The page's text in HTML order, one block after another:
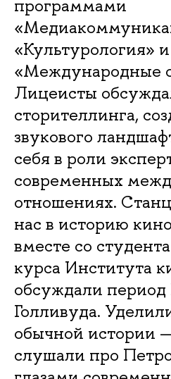
программами
«Культурология» и
«Международные
Лицеисты
сторителлинга,
звукового
себя в роли
современных
отношениях.
нас в историю
вместе со
курса Института
обсуждали период
Голливуда.
обычной истории
слушали про